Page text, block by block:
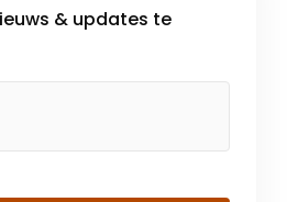
& updates te